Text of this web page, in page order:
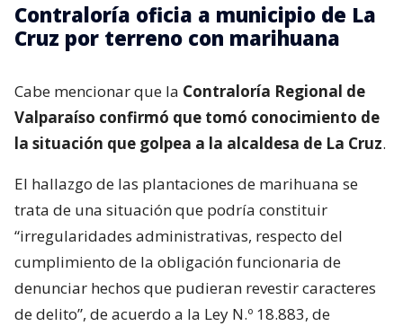
Contraloría oficia a municipio de La
Cruz por terreno con marihuana
Cabe mencionar que la Contraloría Regional de
Valparaíso confirmó que tomó conocimiento de
la situación que golpea a la alcaldesa de La Cruz.
El hallazgo de las plantaciones de marihuana se
trata de una situación que podría constituir
“irregularidades administrativas, respecto del
cumplimiento de la obligación funcionaria de
denunciar hechos que pudieran revestir caracteres
de delito”, de acuerdo a la Ley N.º 18.883, de